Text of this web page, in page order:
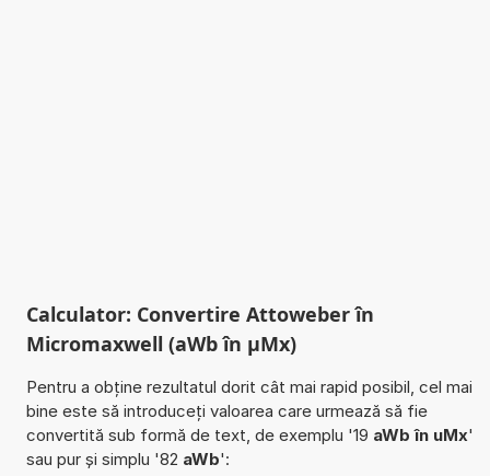
Calculator: Convertire Attoweber în
Micromaxwell (aWb în µMx)
Pentru a obține rezultatul dorit cât mai rapid posibil, cel mai
bine este să introduceți valoarea care urmează să fie
convertită sub formă de text, de exemplu '19 aWb în uMx'
sau pur și simplu '82 aWb':